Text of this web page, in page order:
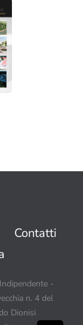
Contatti
-
n. 4 del
Dionisi